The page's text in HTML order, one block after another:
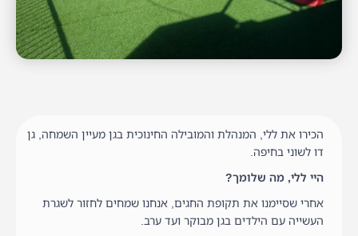
הכירו את ללי, המנהלת והמובילה החינוכית בגן מעיין השמחה, גן
דו לשוני בחיפה.
היי ללי, מה שלומך?
אחרי שסיימנו את תקופת החגים, אנחנו שמחים לחזור לשגרת
העשייה עם הילדים בגן מבוקר ועד ערב.